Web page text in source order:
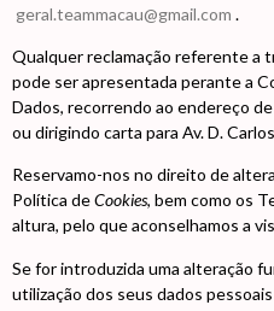
geral.teammacau@gmail.com .
Qualquer reclamação referente a
pode ser apresentada perante a
Dados, recorrendo ao endereço
ou dirigindo carta para Av. D.
Reservamo-nos no direito de
Política deCookies, bem como os
altura, pelo que aconselhamos a
Se for introduzida uma alteração
utilização dos seus dados